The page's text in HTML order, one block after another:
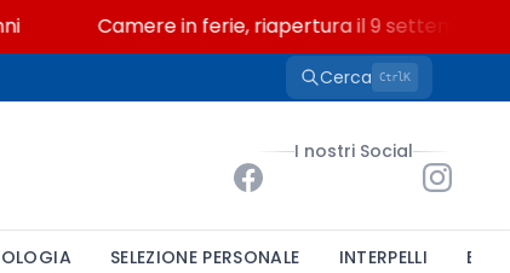
Camere in ferie, riapertura il 9 settembre tra
Cerca CtrlK
I nostri Social
SELEZIONE PERSONALE INTERPELLI